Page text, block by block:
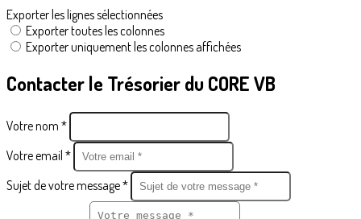
Exporter les lignes sélectionnées
Exporter toutes les colonnes
Exporter uniquement les colonnes affichées
Contacter le Trésorier du CORE VB
Votre nom *
Votre email *
Sujet de votre message *